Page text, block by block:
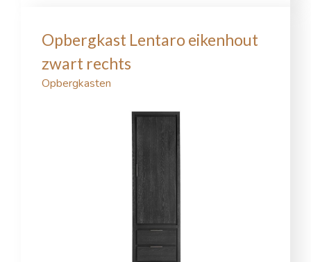
Opbergkast Lentaro eikenhout
zwart rechts
Opbergkasten